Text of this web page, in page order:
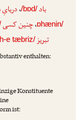
باد /bɒd/،
ɒhænin/،چنین کسی
تبریزe tæbriz/
enthalten:
Konstituente
ist: